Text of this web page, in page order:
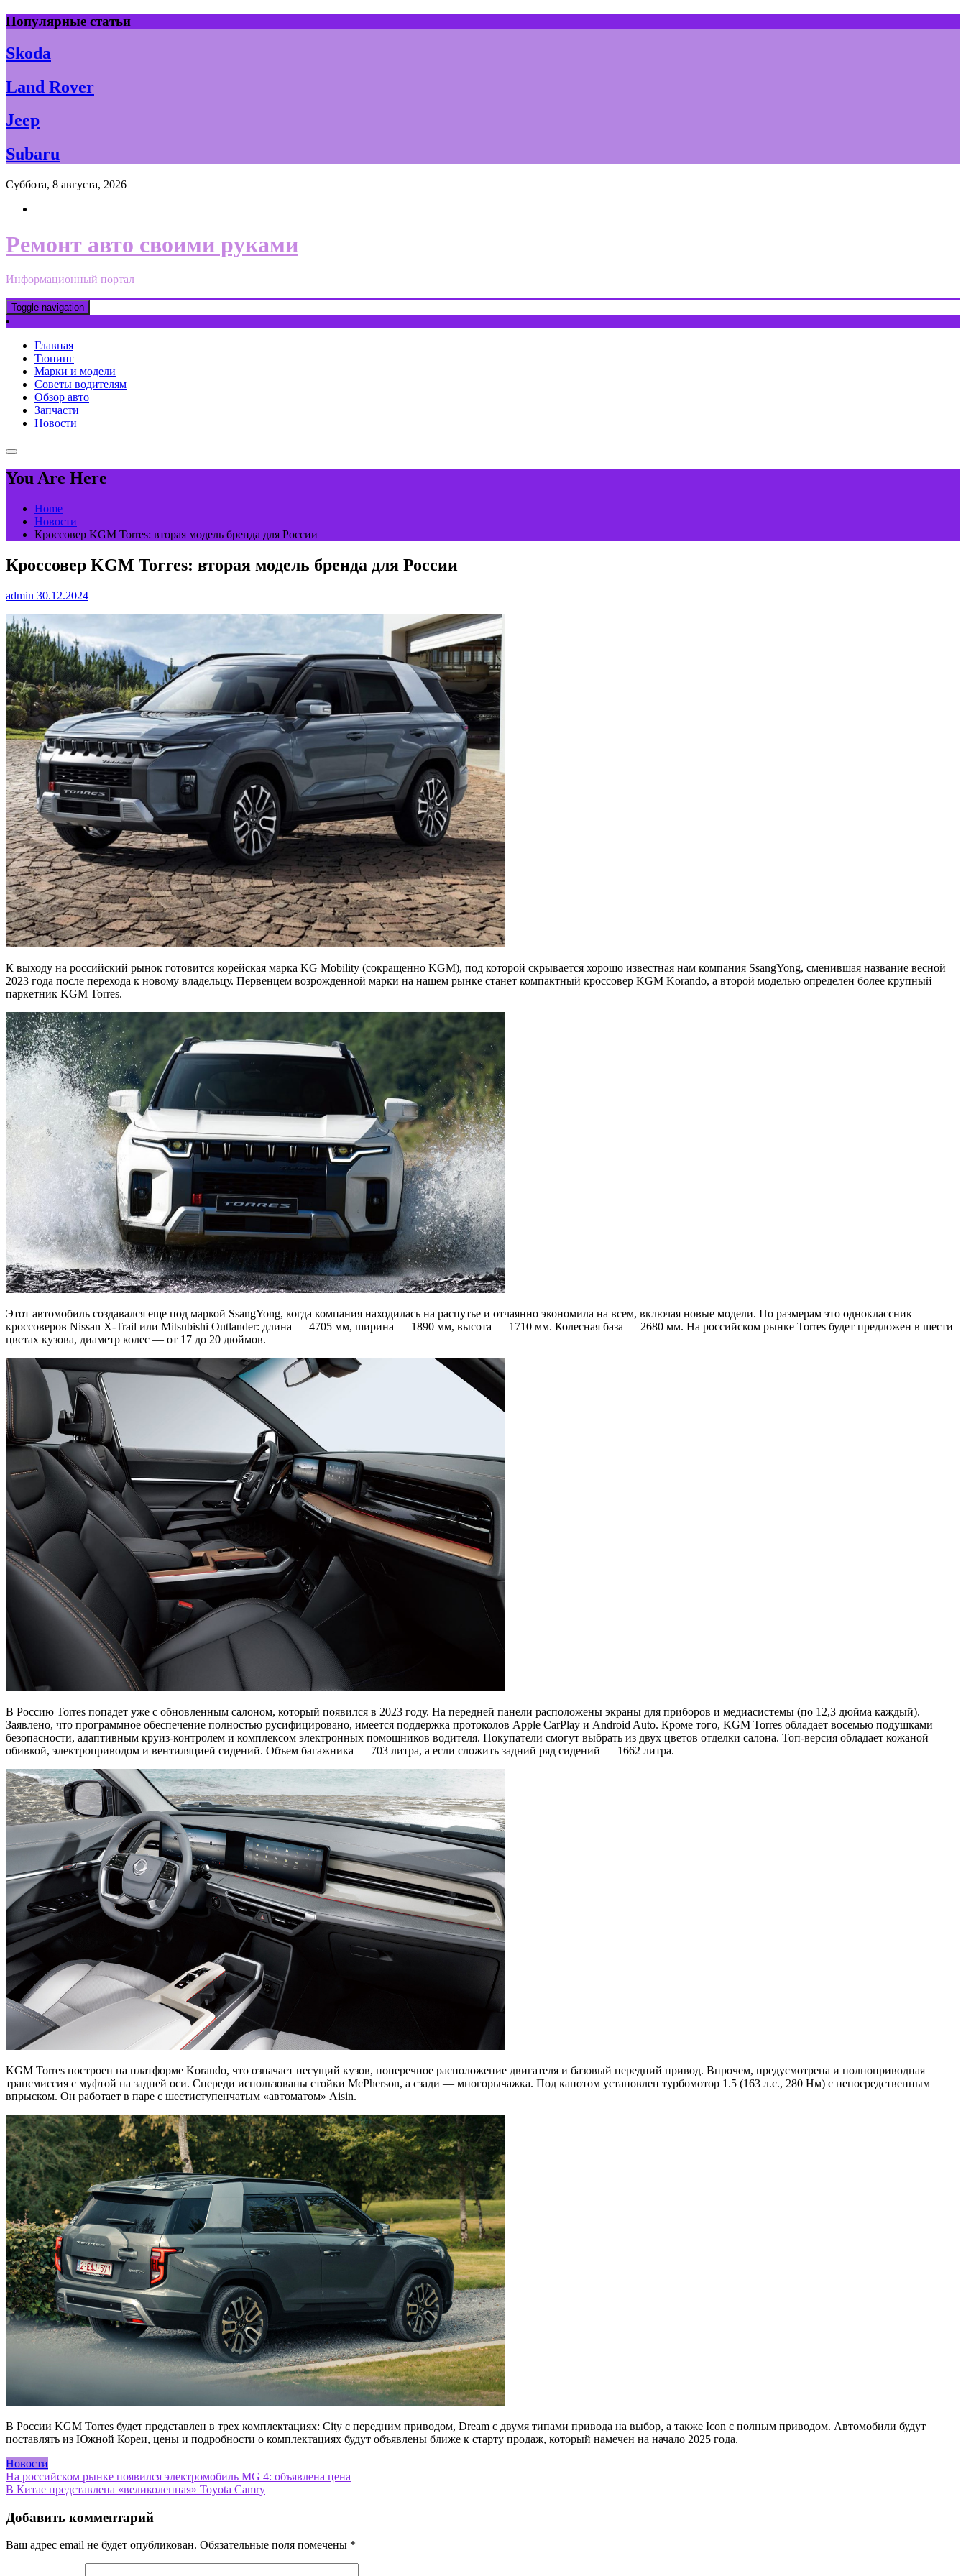
Skip
to
content
Популярные статьи
Skoda
Land Rover
Jeep
Subaru
Суббота, 8 августа, 2026
Ремонт авто своими руками
Информационный портал
Toggle navigation
Главная
Тюнинг
Марки и модели
Советы водителям
Обзор авто
Запчасти
Новости
You Are Here
Home
Новости
Кроссовер KGM Torres: вторая модель бренда для России
Кроссовер KGM Torres: вторая модель бренда для России
admin 30.12.2024
К выходу на российский рынок готовится корейская марка KG Mobility (сокращенно KGM), под которой скрывается хорошо известная нам компания SsangYong, сменившая название весной
2023 года после перехода к новому владельцу. Первенцем возрожденной марки на нашем рынке станет компактный кроссовер KGM Korando, а второй моделью определен более крупный
паркетник KGM Torres.
Этот автомобиль создавался еще под маркой SsangYong, когда компания находилась на распутье и отчаянно экономила на всем, включая новые модели. По размерам это одноклассник
кроссоверов Nissan X-Trail или Mitsubishi Outlander: длина — 4705 мм, ширина — 1890 мм, высота — 1710 мм. Колесная база — 2680 мм. На российском рынке Torres будет предложен в шести
цветах кузова, диаметр колес — от 17 до 20 дюймов.
В Россию Torres попадет уже с обновленным салоном, который появился в 2023 году. На передней панели расположены экраны для приборов и медиасистемы (по 12,3 дюйма каждый).
Заявлено, что программное обеспечение полностью русифицировано, имеется поддержка протоколов Apple CarPlay и Android Auto. Кроме того, KGM Torres обладает восемью подушками
безопасности, адаптивным круиз-контролем и комплексом электронных помощников водителя. Покупатели смогут выбрать из двух цветов отделки салона. Топ-версия обладает кожаной
обивкой, электроприводом и вентиляцией сидений. Объем багажника — 703 литра, а если сложить задний ряд сидений — 1662 литра.
KGM Torres построен на платформе Korando, что означает несущий кузов, поперечное расположение двигателя и базовый передний привод. Впрочем, предусмотрена и полноприводная
трансмиссия с муфтой на задней оси. Спереди использованы стойки McPherson, а сзади — многорычажка. Под капотом установлен турбомотор 1.5 (163 л.с., 280 Нм) с непосредственным
впрыском. Он работает в паре с шестиступенчатым «автоматом» Aisin.
В России KGM Torres будет представлен в трех комплектациях: City с передним приводом, Dream с двумя типами привода на выбор, а также Icon с полным приводом. Автомобили будут
поставлять из Южной Кореи, цены и подробности о комплектациях будут объявлены ближе к старту продаж, который намечен на начало 2025 года.
Новости
Навигация
по
записям
На российском рынке появился электромобиль MG 4: объявлена цена
В Китае представлена «великолепная» Toyota Camry
Добавить комментарий
Ваш адрес email не будет опубликован. Обязательные поля помечены *